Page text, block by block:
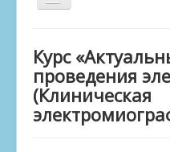
О центре
Отзывы
Обучение
Курс
проведения
(Клиническая